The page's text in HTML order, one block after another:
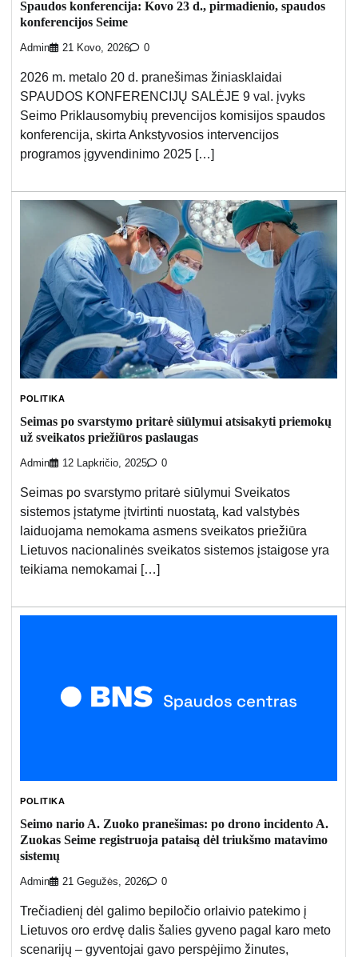
Spaudos konferencija: Kovo 23 d., pirmadienio, spaudos
konferencijos Seime
Admin 21 Kovo, 2026 0
2026 m. metalo 20 d. pranešimas žiniasklaidai
SPAUDOS KONFERENCIJŲ SALĖJE 9 val. įvyks
Seimo Priklausomybių prevencijos komisijos spaudos
konferencija, skirta Ankstyvosios intervencijos
programos įgyvendinimo 2025 […]
POLITIKA
Seimas po svarstymo pritarė siūlymui atsisakyti priemokų
už sveikatos priežiūros paslaugas
Admin 12 Lapkričio, 2025 0
Seimas po svarstymo pritarė siūlymui Sveikatos
sistemos įstatyme įtvirtinti nuostatą, kad valstybės
laiduojama nemokama asmens sveikatos priežiūra
Lietuvos nacionalinės sveikatos sistemos įstaigose yra
teikiama nemokamai […]
POLITIKA
Seimo nario A. Zuoko pranešimas: po drono incidento A.
Zuokas Seime registruoja pataisą dėl triukšmo matavimo
sistemų
Admin 21 Gegužės, 2026 0
Trečiadienį dėl galimo bepiločio orlaivio patekimo į
Lietuvos oro erdvę dalis šalies gyveno pagal karo meto
scenarijų – gyventojai gavo perspėjimo žinutes,